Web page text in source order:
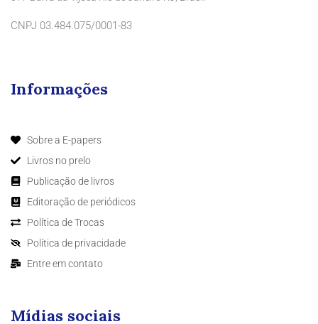
CNPJ 03.484.075/0001-83
Informações
Sobre a E-papers
Livros no prelo
Publicação de livros
Editoração de periódicos
Política de Trocas
Política de privacidade
Entre em contato
Mídias sociais